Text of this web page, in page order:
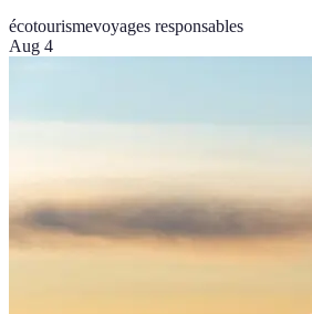
écotourismevoyages responsables
Aug 4